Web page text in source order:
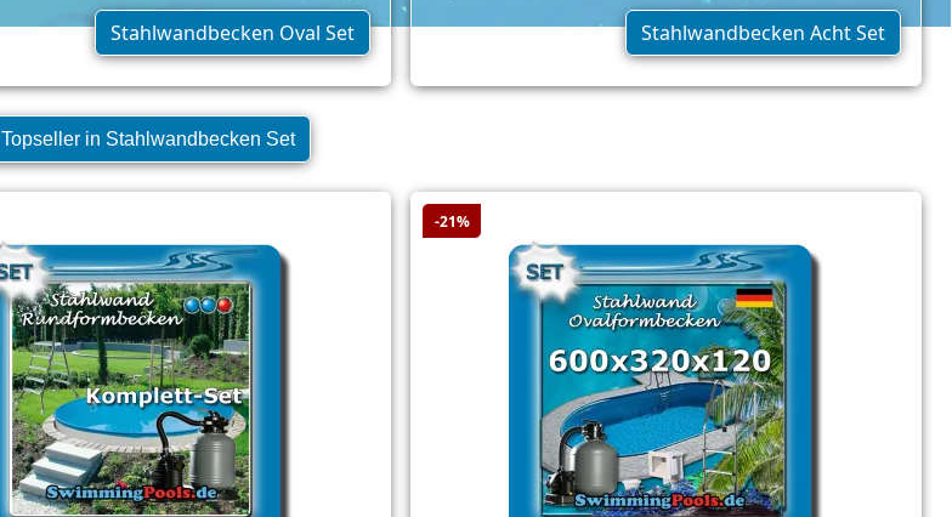
Stahlwandbecken Oval Set Stahlwandbecken Acht Set
Topseller in Stahlwandbecken Set
-21%